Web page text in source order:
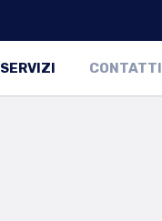
SERVIZI CONTATTI